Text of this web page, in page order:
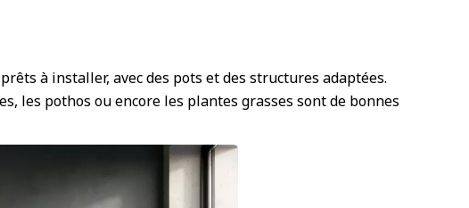
à installer, avec des pots et des structures adaptées.
les pothos ou encore les plantes grasses sont de bonnes